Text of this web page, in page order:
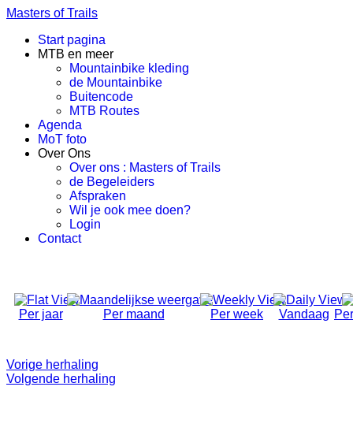
Masters of Trails
Start pagina
MTB en meer
Mountainbike kleding
de Mountainbike
Buitencode
MTB Routes
Agenda
MoT foto
Over Ons
Over ons : Masters of Trails
de Begeleiders
Afspraken
Wil je ook mee doen?
Login
Contact
Per jaar Per maand Per week Vandaag
Vorige herhaling
Volgende herhaling